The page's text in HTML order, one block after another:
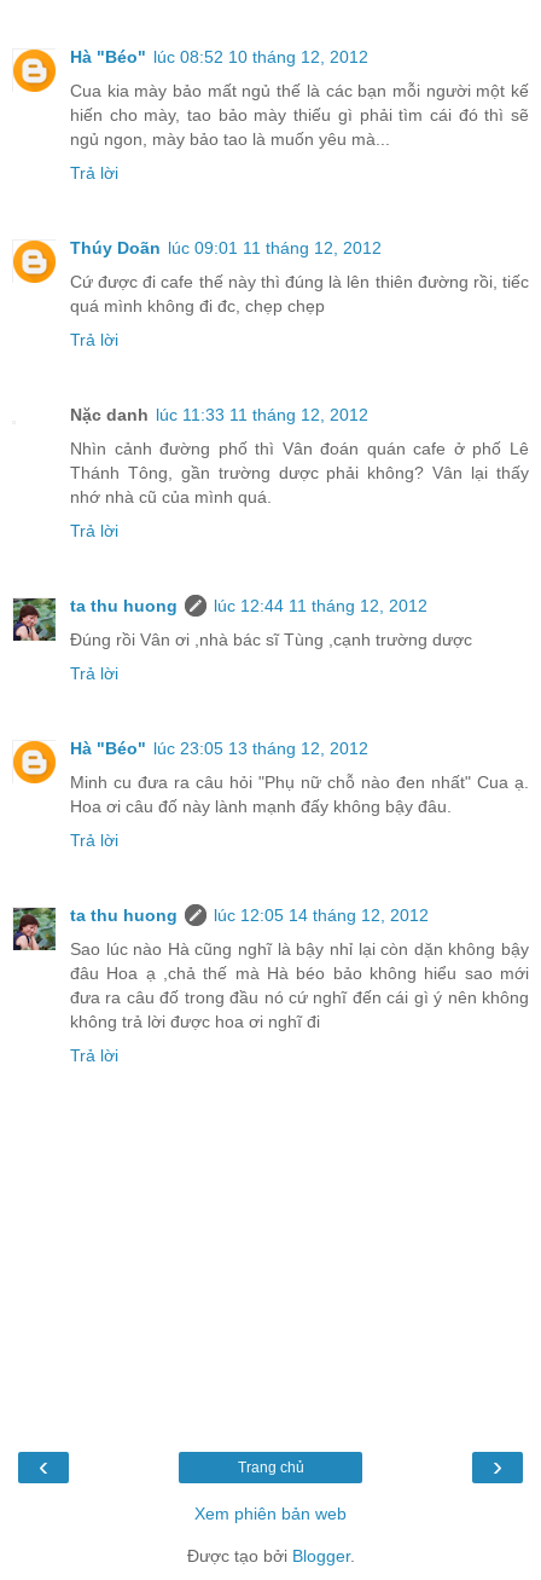
Hà "Béo" lúc 08:52 10 tháng 12, 2012
Cua kia mày bảo mất ngủ thế là các bạn mỗi người một kế
hiến cho mày, tao bảo mày thiếu gì phải tìm cái đó thì sẽ
ngủ ngon, mày bảo tao là muốn yêu mà...
Trả lời
Thúy Doãn lúc 09:01 11 tháng 12, 2012
Cứ được đi cafe thế này thì đúng là lên thiên đường rồi, tiếc
quá mình không đi đc, chẹp chẹp
Trả lời
Nặc danh lúc 11:33 11 tháng 12, 2012
Nhìn cảnh đường phố thì Vân đoán quán cafe ở phố Lê
Thánh Tông, gần trường dược phải không? Vân lại thấy
nhớ nhà cũ của mình quá.
Trả lời
ta thu huong
lúc 12:44 11 tháng 12, 2012
Đúng rồi Vân ơi ,nhà bác sĩ Tùng ,cạnh trường dược
Trả lời
Hà "Béo" lúc 23:05 13 tháng 12, 2012
Minh cu đưa ra câu hỏi "Phụ nữ chỗ nào đen nhất" Cua ạ.
Hoa ơi câu đố này lành mạnh đấy không bậy đâu.
Trả lời
ta thu huong
lúc 12:05 14 tháng 12, 2012
Sao lúc nào Hà cũng nghĩ là bậy nhỉ lại còn dặn không bậy
đâu Hoa ạ ,chả thế mà Hà béo bảo không hiểu sao mới
đưa ra câu đố trong đầu nó cứ nghĩ đến cái gì ý nên không
không trả lời được hoa ơi nghĩ đi
Trả lời
‹ ›
Trang chủ
Xem phiên bản web
Được tạo bởi Blogger.